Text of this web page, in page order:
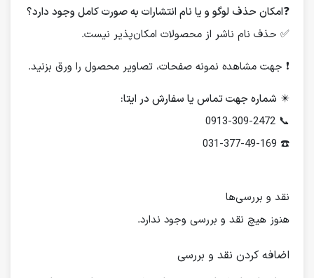
❓امکان حذف لوگو و یا نام انتشارات به صورت کامل وجود دارد؟
✅ حذف نام ناشر از محصولات امکان‌پذیر نیست.
❗️ جهت مشاهده نمونه صفحات، تصاویر محصول را ورق بزنید.
✴️ شماره جهت تماس یا سفارش در ایتا:
📞 0913-309-2472
☎️ 031-377-49-169
نقد و بررسی‌ها
هنوز هیچ نقد و بررسی وجود ندارد.
اضافه کردن نقد و بررسی